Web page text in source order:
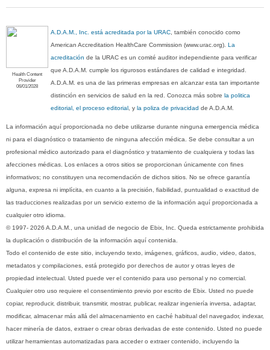
Health Content
Provider
06/01/2028
A.D.A.M., Inc. está acreditada por la URAC, también conocido como
American Accreditation HealthCare Commission (www.urac.org). La
acreditación de la URAC es un comité auditor independiente para verificar
que A.D.A.M. cumple los rigurosos estándares de calidad e integridad.
A.D.A.M. es una de las primeras empresas en alcanzar esta tan importante
distinción en servicios de salud en la red. Conozca más sobre la politica
editorial, el proceso editorial , y la poliza de privacidad de A.D.A.M.
La información aquí proporcionada no debe utilizarse durante ninguna emergencia médica
ni para el diagnóstico o tratamiento de ninguna afección médica. Se debe consultar a un
profesional médico autorizado para el diagnóstico y tratamiento de cualquiera y todas las
afecciones médicas. Los enlaces a otros sitios se proporcionan únicamente con fines
informativos; no constituyen una recomendación de dichos sitios. No se ofrece garantía
alguna, expresa ni implícita, en cuanto a la precisión, fiabilidad, puntualidad o exactitud de
las traducciones realizadas por un servicio externo de la información aquí proporcionada a
cualquier otro idioma.
© 1997- 2026 A.D.A.M., una unidad de negocio de Ebix, Inc. Queda estrictamente prohibida
la duplicación o distribución de la información aquí contenida.
Todo el contenido de este sitio, incluyendo texto, imágenes, gráficos, audio, video, datos,
metadatos y compilaciones, está protegido por derechos de autor y otras leyes de
propiedad intelectual. Usted puede ver el contenido para uso personal y no comercial.
Cualquier otro uso requiere el consentimiento previo por escrito de Ebix. Usted no puede
copiar, reproducir, distribuir, transmitir, mostrar, publicar, realizar ingeniería inversa, adaptar,
modificar, almacenar más allá del almacenamiento en caché habitual del navegador, indexar,
hacer minería de datos, extraer o crear obras derivadas de este contenido. Usted no puede
utilizar herramientas automatizadas para acceder o extraer contenido, incluyendo la